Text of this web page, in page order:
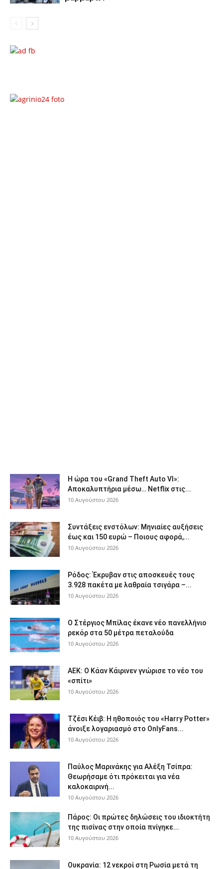
Η ώρα του «Grand Theft Auto VI»:
Αποκαλυπτήρια μέσω… Netflix στις...
10 Αυγούστου 2026
Συντάξεις ενστόλων: Mηνιαίες αυξήσεις
έως και 150 ευρώ – Ποιους αφορά,...
10 Αυγούστου 2026
Ρόδος: Έκρυβαν στις αποσκευές τους
3.928 πακέτα με λαθραία τσιγάρα –...
10 Αυγούστου 2026
Ο Στέργιος Μπίλας έκανε νέο πανελλήνιο
ρεκόρ στα 50 μέτρα πεταλούδα
10 Αυγούστου 2026
ΑΕΚ: Ο Κάαν Κάιρινεν γνώρισε το νέο του
«σπίτι»
10 Αυγούστου 2026
Τζέσι Κέιβ: Η ηθοποιός του «Harry Potter»
άνοιξε λογαριασμό στο OnlyFans...
10 Αυγούστου 2026
Παύλος Μαρινάκης για Αλέξη Τσίπρα:
Θεωρήσαμε ότι πρόκειται για νέα
καλοκαιρινή...
10 Αυγούστου 2026
Πάρος: Οι πρώτες δηλώσεις του ιδιοκτήτη
της πισίνας στην οποία πνίγηκε...
10 Αυγούστου 2026
Ουκρανία: 12 νεκροί στη Ρωσία μετά τη